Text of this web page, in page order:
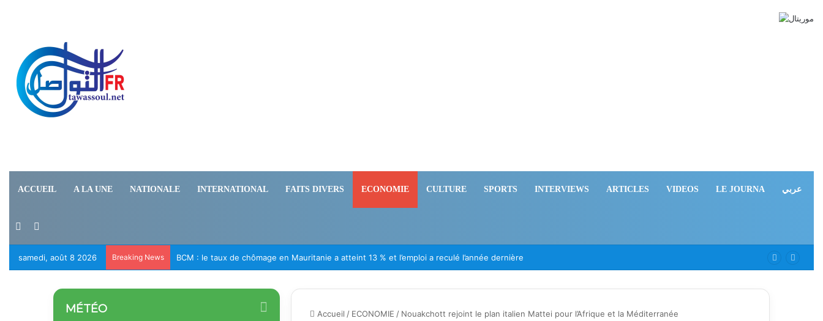
ACCUEIL A LA UNE NATIONALE INTERNATIONAL FAITS DIVERS ECONOMIE CULTURE SPORTS INTERVIEWS ARTICLES VIDEOS LE JOURNA عربي
Switch skin
samedi, août 8 2026 Breaking News Le RFD appelle à la libération des Mauritaniens détenus au Mali
Accueil / ECONOMIE / Nouakchott rejoint le plan italien Mattei pour l’Afrique et la Méditerranée
MÉTÉO